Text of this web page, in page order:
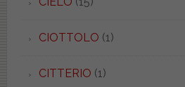
CIOTTOLO (1)
CITTERIO (1)